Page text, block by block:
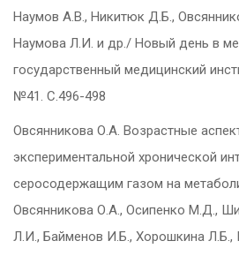
Наумов А.В., Никитюк Д.Б.,
Наумова Л.И. и др./ Новый день в
государственный медицинский
№41. С.496-498
Овсянникова О.А. Возрастные
экспериментальной хронической
серосодержащим газом на
Овсянникова О.А., Осипенко М.Д.,
Л.И., Байменов И.Б., Хорошкина Л.Б.,